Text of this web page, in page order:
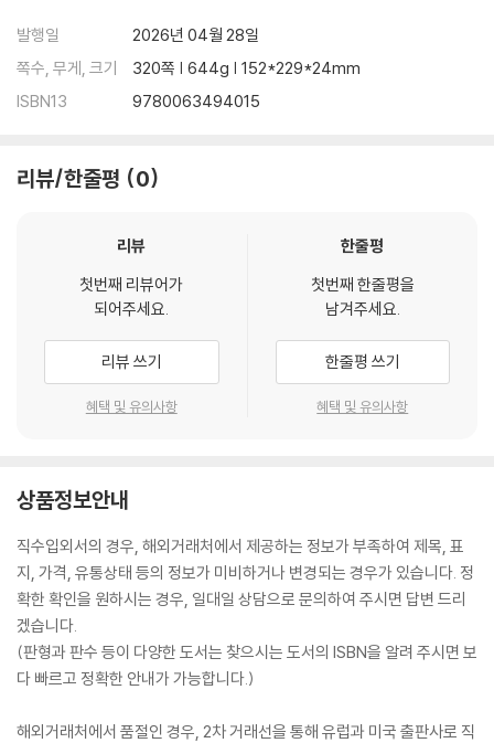
발행일
2026년 04월 28일
쪽수, 무게, 크기
320쪽 | 644g | 152*229*24mm
ISBN13
9780063494015
리뷰/한줄평 0
리뷰
첫번째 리뷰어가
되어주세요.
리뷰 쓰기
혜택 및 유의사항
한줄평
첫번째 한줄평을
남겨주세요.
한줄평 쓰기
혜택 및 유의사항
상품정보안내
직수입외서의 경우, 해외거래처에서 제공하는 정보가 부족하여 제목, 표
지, 가격, 유통상태 등의 정보가 미비하거나 변경되는 경우가 있습니다. 정
확한 확인을 원하시는 경우, 일대일 상담으로 문의하여 주시면 답변 드리
겠습니다.
(판형과 판수 등이 다양한 도서는 찾으시는 도서의 ISBN을 알려 주시면 보
다 빠르고 정확한 안내가 가능합니다.)
해외거래처에서 품절인 경우, 2차 거래선을 통해 유럽과 미국 출판사로 직